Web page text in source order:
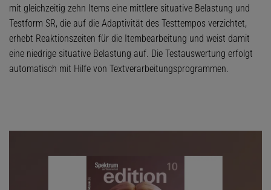
mit gleichzeitig zehn Items eine mittlere situative Belastung und
Testform SR, die auf die Adaptivität des Testtempos verzichtet,
erhebt Reaktionszeiten für die Itembearbeitung und weist damit
eine niedrige situative Belastung auf. Die Testauswertung erfolgt
automatisch mit Hilfe von Textverarbeitungsprogrammen.